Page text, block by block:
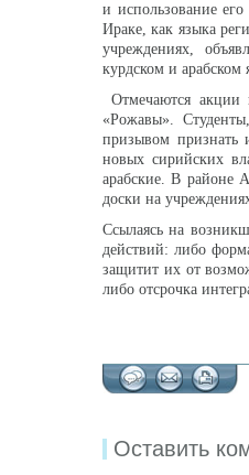
и использование
Ираке, как языка
учреждениях,
курдском и арабском
Отмечаются акции
«Рожавы».
призывом признать
новых сирийских
арабские. В районе
доски на
Ссылаясь на
действий: либо
защитит их от
либо отсрочка
Оставить